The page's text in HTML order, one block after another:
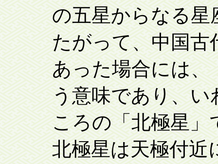
の五星からなる星
たがって、中国古
あった場合には、
う意味であり、
ころの「北極星
北極星は天極付近